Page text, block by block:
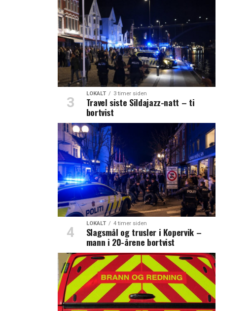
LOKALT 3 timer siden
Travel siste Sildajazz-natt – ti
bortvist
LOKALT 4 timer siden
Slagsmål og trusler i Kopervik –
mann i 20-årene bortvist